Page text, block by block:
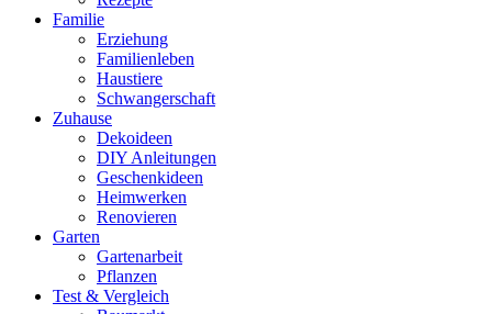
Familie
Erziehung
Familienleben
Haustiere
Schwangerschaft
Zuhause
Dekoideen
DIY Anleitungen
Geschenkideen
Heimwerken
Renovieren
Garten
Gartenarbeit
Pflanzen
Test & Vergleich